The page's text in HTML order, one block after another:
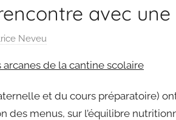
avec
Neveu
de la cantine scolaire
et du cours préparatoire)
des menus, sur l’équilibre